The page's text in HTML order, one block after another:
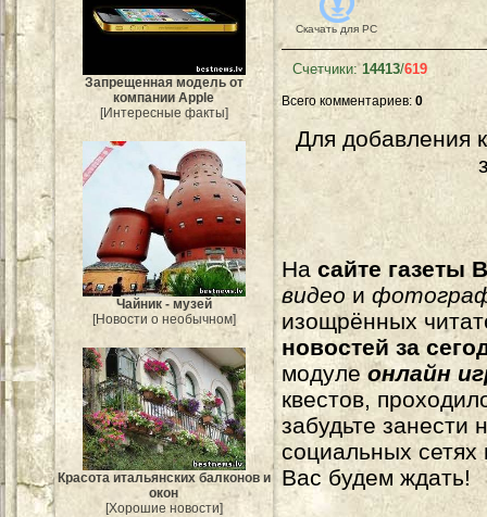
Запрещенная модель от
компании Apple
[Интересные факты]
Чайник - музей
[Новости о необычном]
Красота итальянских балконов и
окон
[Хорошие новости]
Скачать для PC
Счетчики:14413/619
Всего комментариев: 0
Для добавления
На сайте газеты
видео и
изощрённых
новостей за
модуле онлайн
квестов,
забудьте
социальных
Вас будем ждать!